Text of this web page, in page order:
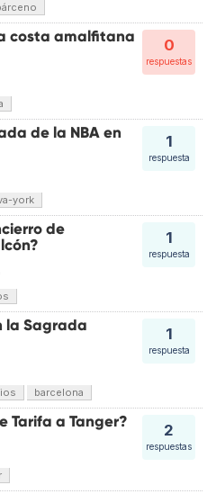
0
respuestas
costa amalfitana
1
respuesta
de la NBA en
york
1
respuesta
de
1
respuesta
la Sagrada
barcelona
2
respuestas
Tarifa a Tanger?